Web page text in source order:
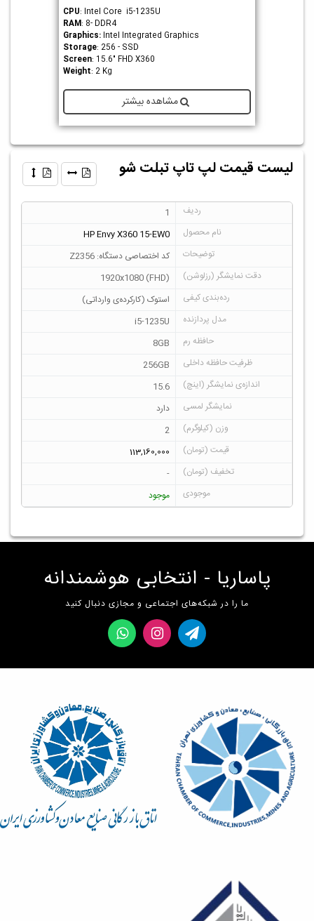
CPU: Intel Core i5-1235U
RAM: 8- DDR4
Graphics: Intel Integrated Graphics
Storage: 256 - SSD
Screen: 15.6" FHD X360
Weight: 2 Kg
مشاهده بیشتر
لیست قیمت لپ تاپ تبلت شو
1
HP Envy X360 15-EW0
کد اختصاصی دستگاه: Z2356
1920x1080 (FHD)
استوک (کارکرده‌ی وارداتی)
i5-1235U
8GB
256GB
15.6
دارد
2
113,160,000
-
موجود
پاساریا - انتخابی هوشمندانه
ما را در شبکه‌های اجتماعی و مجازی دنبال کنید